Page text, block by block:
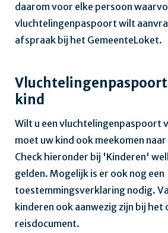
daarom voor elke persoon
vluchtelingenpaspoort wilt
afspraak bij het GemeenteLoket.
kind
Wilt u een vluchtelingenpaspoort
moet uw kind ook meekomen
Check hieronder bij 'Kinderen'
gelden. Mogelijk is er ook nog een
toestemmingsverklaring nodig.
kinderen ook aanwezig zijn bij het
reisdocument.